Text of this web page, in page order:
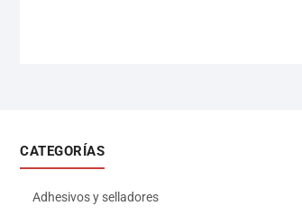
CATEGORÍAS
Adhesivos y selladores